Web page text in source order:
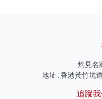
灼見名
地址 : 香港黃竹坑
追蹤